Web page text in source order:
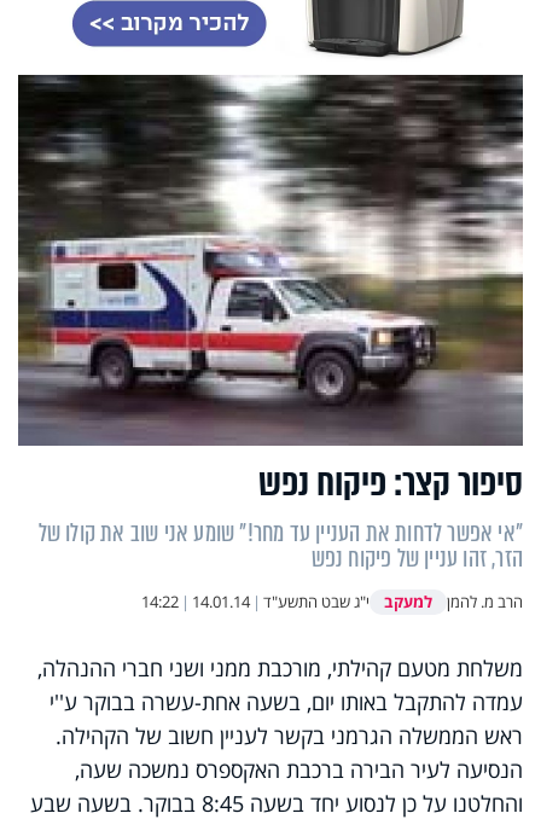
סיפור קצר: פיקוח נפש
"אי אפשר לדחות את העניין עד מחר!" שומע אני שוב את קולו של
הזר, זהו עניין של פיקוח נפש
הרב מ. להמן למעקב י"ג שבט התשע"ד |
14.01.14
|
14:22
משלחת מטעם קהילתי, מורכבת ממני ושני חברי ההנהלה,
עמדה להתקבל באותו יום, בשעה אחת-עשרה בבוקר ע''י
ראש הממשלה הגרמני בקשר לעניין חשוב של הקהילה.
הנסיעה לעיר הבירה ברכבת האקספרס נמשכה שעה,
והחלטנו על כן לנסוע יחד בשעה 8:45 בבוקר. בשעה שבע